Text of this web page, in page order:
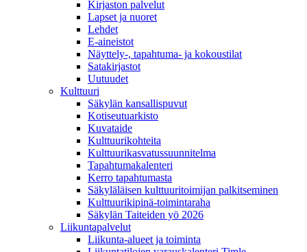
Kirjaston palvelut
Lapset ja nuoret
Lehdet
E-aineistot
Näyttely-, tapahtuma- ja kokoustilat
Satakirjastot
Uutuudet
Kulttuuri
Säkylän kansallispuvut
Kotiseutuarkisto
Kuvataide
Kulttuurikohteita
Kulttuurikasvatussuunnitelma
Tapahtumakalenteri
Kerro tapahtumasta
Säkyläläisen kulttuuritoimijan palkitseminen
Kulttuurikipinä-toimintaraha
Säkylän Taiteiden yö 2026
Liikuntapalvelut
Liikunta-alueet ja toiminta